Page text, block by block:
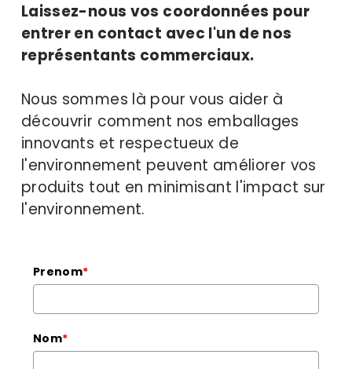
Laissez-nous vos coordonnées pour
entrer en contact avec l'un de nos
représentants commerciaux.
Nous sommes là pour vous aider à
découvrir comment nos emballages
innovants et respectueux de
l'environnement peuvent améliorer vos
produits tout en minimisant l'impact sur
l'environnement.
Prenom*
Nom*